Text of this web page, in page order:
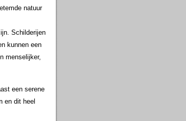
natuur
Schilderijen
kunnen een
menselijker,
een serene
en dit heel